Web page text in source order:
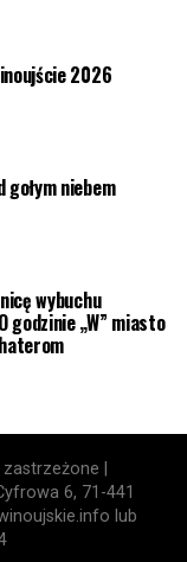
2026
niebem
wybuchu
godzinie „W” miasto
|
6, 71-441
lub